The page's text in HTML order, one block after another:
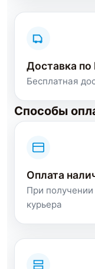
Доставка по
Бесплатная
Способы
Оплата
При
курьера